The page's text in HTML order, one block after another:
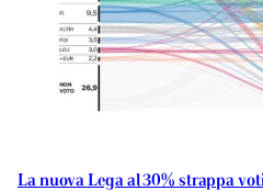
La nuova Lega al 30% strappa